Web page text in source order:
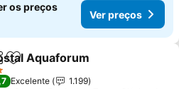
os preços
Ver preços
Adicionar aos favoritos
Aquaforum
Excelente
1.199